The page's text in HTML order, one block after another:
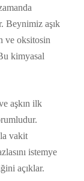
Beynimiz aşık
ve oksitosin
kimyasal
aşkın ilk
vakit
istemye
açıklar.